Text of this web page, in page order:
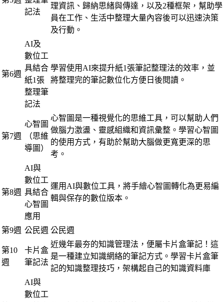
記法
理資訊、歸納思緒與傳達，以及2種框架，幫助學
員在工作、生活中整理大量內容後可以迅速決策
及行動。
第6週
AI及
數位工
具結合
紙1張
整理筆
記法
學習使用AI來提升紙1張筆記整理法的效率，並
將整理完的筆記數位化方便日後閱讀。
第7週
心智圖
（思維
導圖）
心智圖是一種視覺化的思維工具，可以幫助人們
做腦力激盪、靈感組織和資訊彙整。學習心智圖
的使用方式，有助於幫助大腦做更寬更深的思
考。
第8週
AI與
數位工
具結合
心智圖
應用
運用AI與數位工具，將手繪心智圖轉化為更易編
輯與保存的數位版本。
第9週 公民週 公民週
第10
週
卡片盒
筆記法
近幾年最夯的知識管理法，便屬卡片盒筆記！這
是一種建立知識網絡的筆記方式。學習卡片盒筆
記的知識整理技巧，架構起自己的知識資料庫
AI與
數位工